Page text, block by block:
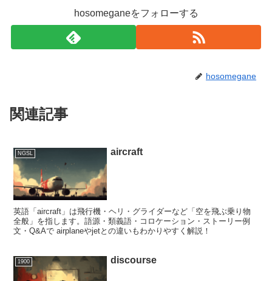
hosomeganeをフォローする
hosomegane
関連記事
NGSL aircraft
英語「aircraft」は飛行機・ヘリ・グライダーなど「空を飛ぶ乗り物
全般」を指します。語源・類義語・コロケーション・ストーリー例
文・Q&Aで airplaneやjetとの違いもわかりやすく解説！
1900 discourse